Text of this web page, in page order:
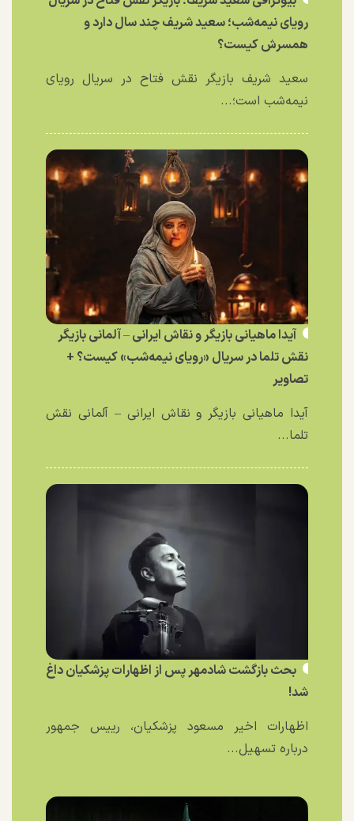
رویای نیمه‌شب؛ سعید شریف چند سال دارد و
همسرش کیست؟
سعید شریف بازیگر نقش فتاح در سریال رویای
نیمه‌شب است؛...
آیدا ماهیانی بازیگر و نقاش ایرانی – آلمانی بازیگر
نقش تلما در سریال «رویای نیمه‌شب» کیست؟ +
تصاویر
آیدا ماهیانی بازیگر و نقاش ایرانی – آلمانی نقش
تلما...
بحث بازگشت شادمهر پس از اظهارات پزشکیان داغ
شد!
اظهارات اخیر مسعود پزشکیان، رییس جمهور
درباره تسهیل...